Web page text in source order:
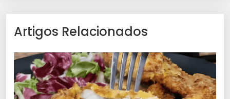
Artigos Relacionados